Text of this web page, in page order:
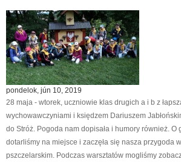
pondelok, jún 10, 2019
28 maja - wtorek, uczniowie klas drugich a i b z
wychowawczyniami i księdzem Dariuszem
do Stróż. Pogoda nam dopisała i humory również. O
dotarliśmy na miejsce i zaczęła się nasza przygoda
pszczelarskim. Podczas warsztatów mogliśmy